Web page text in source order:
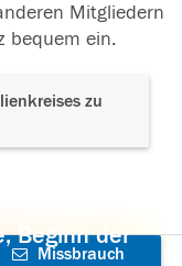
Mitgliedern
bequem ein.
zu
Beginn der
Missbrauch